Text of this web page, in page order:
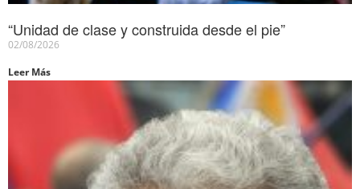
“Unidad de clase y construida desde el pie”
02/08/2026
Leer Más